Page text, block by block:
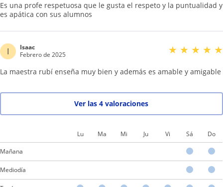
Es una profe respetuosa que le gusta el respeto y la puntualidad y
es apática con sus alumnos
I
Isaac
Febrero de 2025
★ ★ ★ ★ ★
La maestra rubí enseña muy bien y además es amable y amigable
Ver las 4 valoraciones
Lu Ma Mi Ju Vi Sá Do
Mañana
Mediodía